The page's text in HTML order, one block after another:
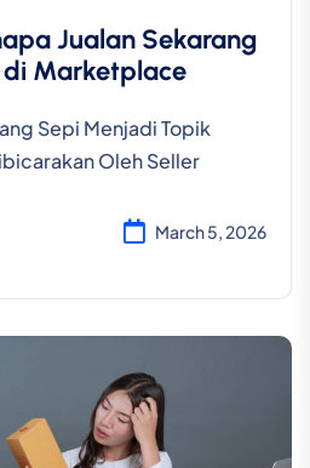
Jualan Sekarang
di Marketplace
Sepi Menjadi Topik
Oleh Seller
March 5, 2026